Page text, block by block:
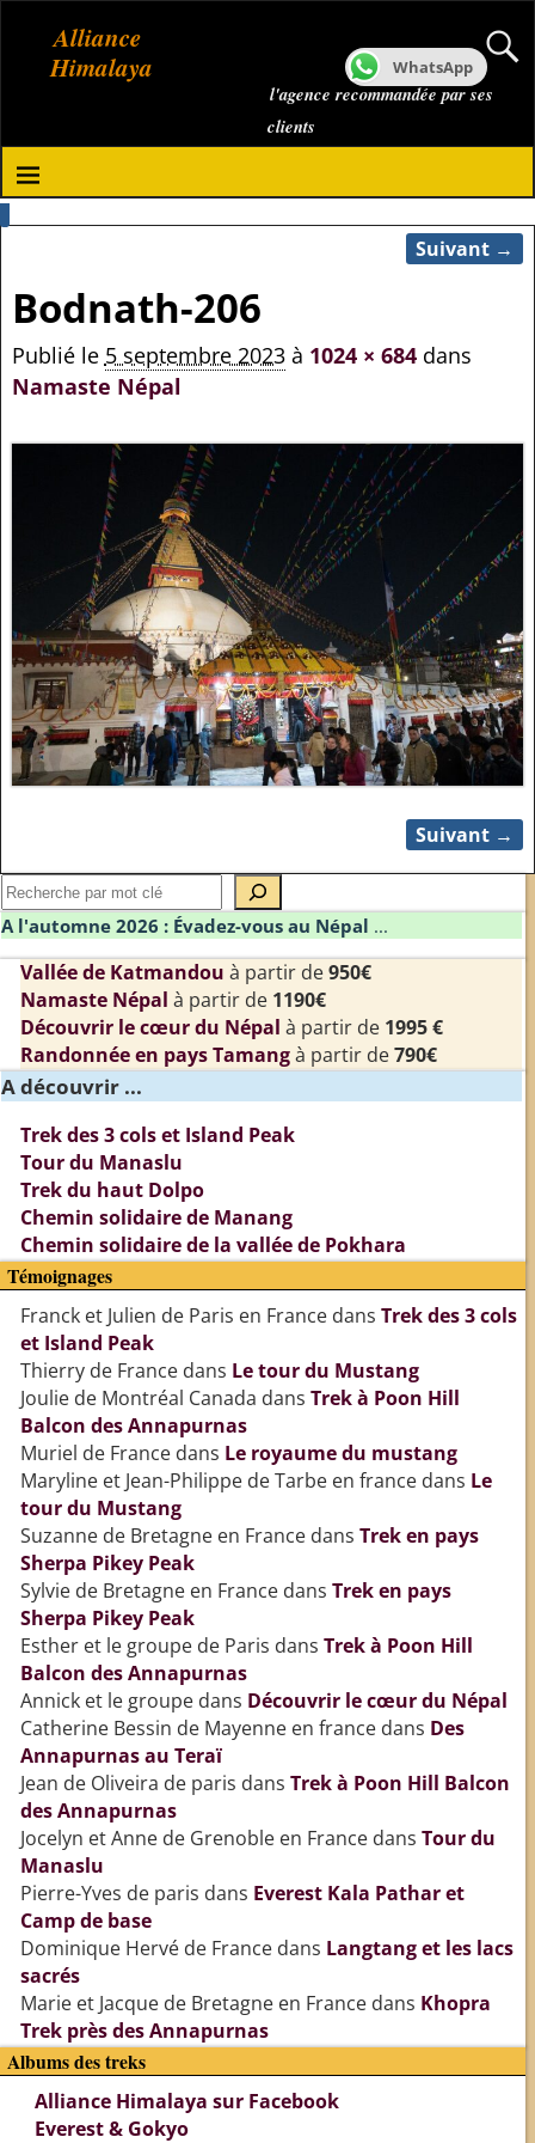
Alliance
Himalaya
l'agence recommandée par ses
clients
Suivant →
Bodnath-206
Publié le 5 septembre 2023à 1024 × 684dans
Namaste Népal
Suivant →
A l'automne 2026 : Évadez-vous au Népal ...
Vallée de Katmandou à partir de950€
Namaste Népal à partir de 1190€
Découvrir le cœur du Népal à partir de 1995 €
Randonnée en pays Tamangà partir de790€
A découvrir ...
Trek des 3 cols et Island Peak
Tour du Manaslu
Trek du haut Dolpo
Chemin solidaire de Manang
Chemin solidaire de la vallée de Pokhara
Témoignages
Franck et Julien de Paris en Francedans Trek des 3 cols
et Island Peak
Thierry de Francedans Le tour du Mustang
Joulie de Montréal Canada dans Trek à Poon Hill
Balcon des Annapurnas
Muriel de Francedans Le royaume du mustang
Maryline et Jean-Philippe de Tarbe en francedans Le
tour du Mustang
Suzanne de Bretagne en Francedans Trek en pays
Sherpa Pikey Peak
Sylvie de Bretagne en Francedans Trek en pays
Sherpa Pikey Peak
Esther et le groupe de Paris dans Trek à Poon Hill
Balcon des Annapurnas
Annick et le groupedans Découvrir le cœur du Népal
Catherine Bessin de Mayenne en francedans Des
Annapurnas au Teraï
Jean de Oliveira de paris dans Trek à Poon Hill Balcon
des Annapurnas
Jocelyn et Anne de Grenoble en Francedans Tour du
Manaslu
Pierre-Yves de paris dans Everest Kala Pathar et
Camp de base
Dominique Hervé de Francedans Langtang et les lacs
sacrés
Marie et Jacque de Bretagne en Francedans Khopra
Trek près des Annapurnas
Albums des treks
Alliance Himalaya sur Facebook
Everest & Gokyo
WhatsApp